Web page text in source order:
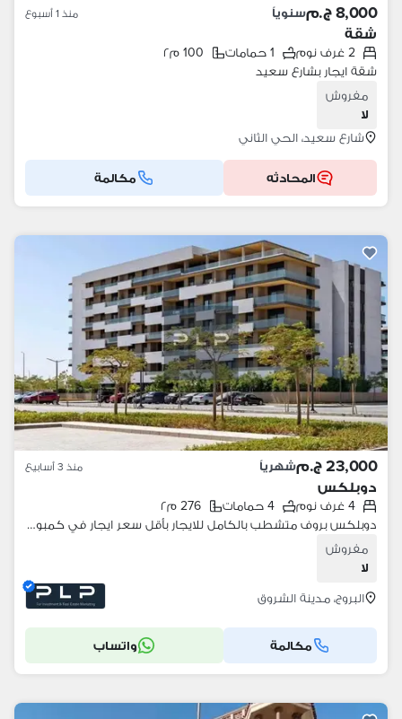
8,000 ج.م سنوياً منذ 1 أسبوع
شقة
2 غرف نوم 1 حمامات
100 م٢
شقة ايجار بشارع سعيد
مفروش
لا
شارع سعيد، الحي الثاني
المحادثه مكالمة
23,000 ج.م شهرياً منذ 3 أسابيع
دوبلكس
4 غرف نوم 4 حمامات
276 م٢
دوبلكس بروف متشطب بالكامل للايجار بأقل سعر ايجار في كمبوند البروج Al Burouj
مفروش
لا
البروج، مدينة الشروق
مكالمة واتساب